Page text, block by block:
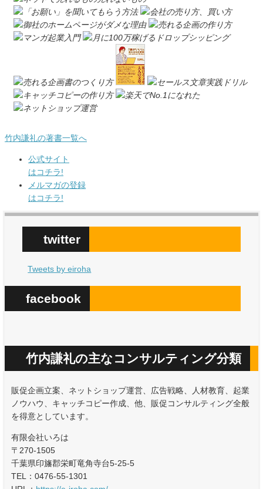
竹内謙礼の著書一覧へ
公式サイト
はコチラ!
メルマガの登録
はコチラ!
twitter
Tweets by eiroha
facebook
竹内謙礼の主なコンサルティング分類
販促企画立案、ネットショップ運営、広告戦略、人材教育、起業
ノウハウ、キャッチコピー作成、他、販促コンサルティング全般
を得意としています。
有限会社いろは
〒270-1505
千葉県印旛郡栄町竜角寺台5-25-5
TEL：0476-55-1301